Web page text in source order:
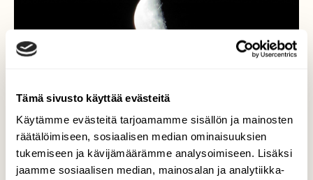
Tämä sivusto käyttää evästeitä
Käytämme evästeitä tarjoamamme sisällön ja mainosten
räätälöimiseen, sosiaalisen median ominaisuuksien
tukemiseen ja kävijämäärämme analysoimiseen. Lisäksi
jaamme sosiaalisen median, mainosalan ja analytiikka-